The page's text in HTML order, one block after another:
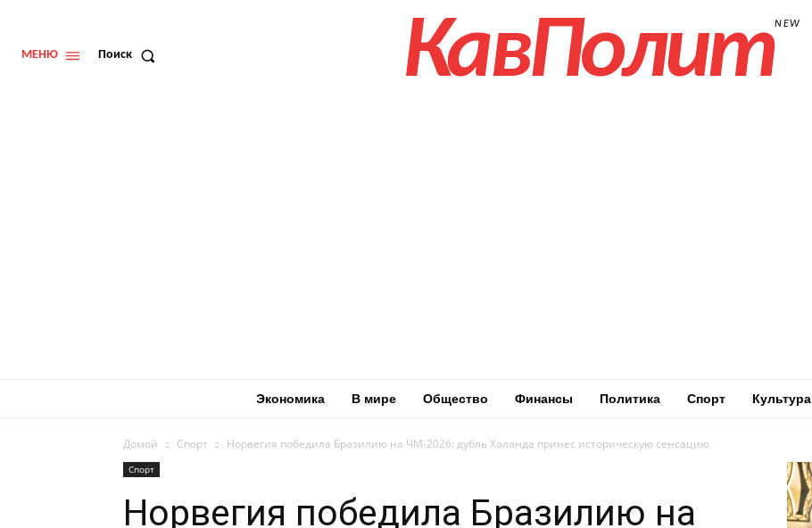
МЕНЮ Поиск КавПолитNEW
Экономика В мире Общество Финансы Политика Спорт Культура
Домой Спорт Норвегия победила Бразилию на ЧМ-2026: дубль Холанда принес историческую сенсацию
Спорт
Норвегия победила Бразилию на